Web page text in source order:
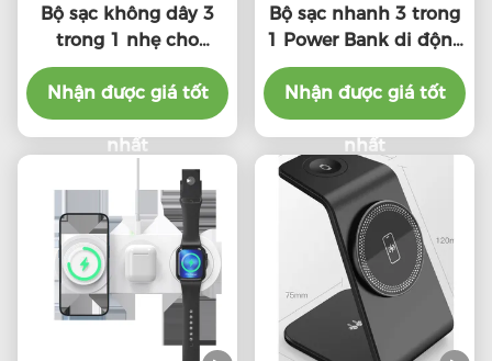
Bộ sạc không dây 3
trong 1 nhẹ cho
iPhone Apple Watch
AirPods
Nhận được giá tốt
nhất
Bộ sạc nhanh 3 trong
1 Power Bank di động
với cáp sạc 1m
Nhận được giá tốt
nhất